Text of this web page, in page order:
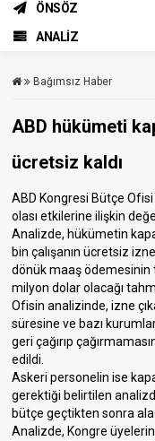
ÖNSÖZ
ANALİZ
Bağımsız Haber
ABD hükümeti
ücretsiz kaldı
ABD Kongresi Bütçe
olası etkilerine ilişkin
Analizde, hükümetin
bin çalışanın ücretsiz
dönük maaş ödemesinin
milyon dolar olacağı
Ofisin analizinde, izne
süresine ve bazı
geri çağırıp
edildi.
Askeri personelin ise
gerektiği belirtilen
bütçe geçtikten sonra
Analizde, Kongre